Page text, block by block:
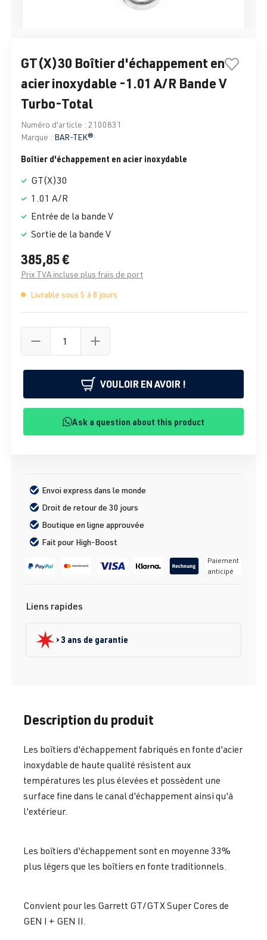
GT(X)30 Boîtier d'échappement en
acier inoxydable -1.01 A/R Bande V
Turbo-Total
Numéro d'article : 2100831
Marque : BAR-TEK®
Boîtier d'échappement en acier inoxydable
GT(X)30
1.01 A/R
Entrée de la bande V
Sortie de la bande V
385,85 €
Prix TVA incluse plus frais de port
Livrable sous 5 à 8 jours
VOULOIR EN AVOIR !
Ask a question about this product
Envoi express dans le monde
Droit de retour de 30 jours
Boutique en ligne approuvée
Fait pour High-Boost
Paiement
anticipé
Liens rapides
3 ans de garantie
Description du produit
Les boîtiers d'échappement fabriqués en fonte d'acier
inoxydable de haute qualité résistent aux
températures les plus élevées et possèdent une
surface fine dans le canal d'échappement ainsi qu'à
l'extérieur.
Les boîtiers d'échappement sont en moyenne 33%
plus légers que les boîtiers en fonte traditionnels.
Convient pour les Garrett GT/GTX Super Cores de
GEN I + GEN II.